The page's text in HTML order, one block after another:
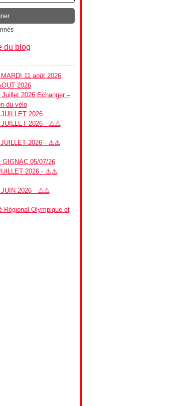
du blog
11 août 2026
2026
Juillet 2026 Echanger –
du vélo
2026
JUILLET 2026 - ⚠️⚠️
JUILLET 2026 - ⚠️⚠️
GIGNAC 05/07/26
2026 - ⚠️⚠️
JUIN 2026 - ⚠️⚠️
Régional Olympique et